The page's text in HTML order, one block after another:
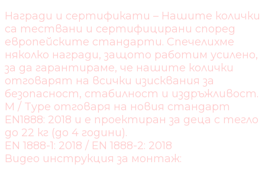
Награди и сертификати – Нашите колички
са тествани и сертифицирани според
европейските стандарти. Спечелихме
няколко награди, защото работим усилено,
за да гарантираме, че нашите колички
отговарят на всички изисквания за
безопасност, стабилност и издръжливост.
M / Type отговаря на новия стандарт
EN1888: 2018 и е проектиран за деца с тегло
до 22 кг (до 4 години).
EN 1888-1: 2018 / EN 1888-2: 2018
Видео инструкция за монтаж: